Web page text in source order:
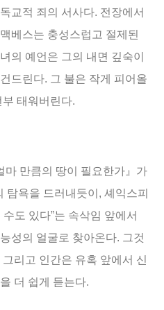
교적 죄의 서사다. 전장에서
베스는 충성스럽고 절제된
의 예언은 그의 내면 깊숙이
드린다. 그 불은 작게 피어올
태워버린다.
마 만큼의 땅이 필요한가 』 가
탐욕을 드러내듯이 , 셰익스피
수도 있다”는 속삭임 앞에서
성의 얼굴로 찾아온다. 그것
그리고 인간은 유혹 앞에서 신
더 쉽게 듣는다.